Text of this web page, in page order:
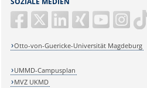
Otto-von-Guericke-Universität Magdeburg
UMMD-Campusplan
MVZ UKMD